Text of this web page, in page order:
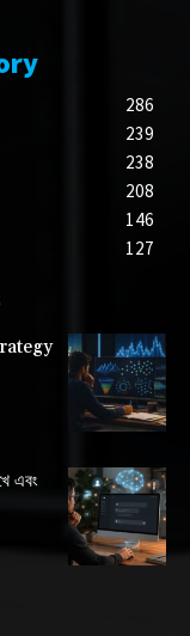
286
239
238
208
146
127
এবং